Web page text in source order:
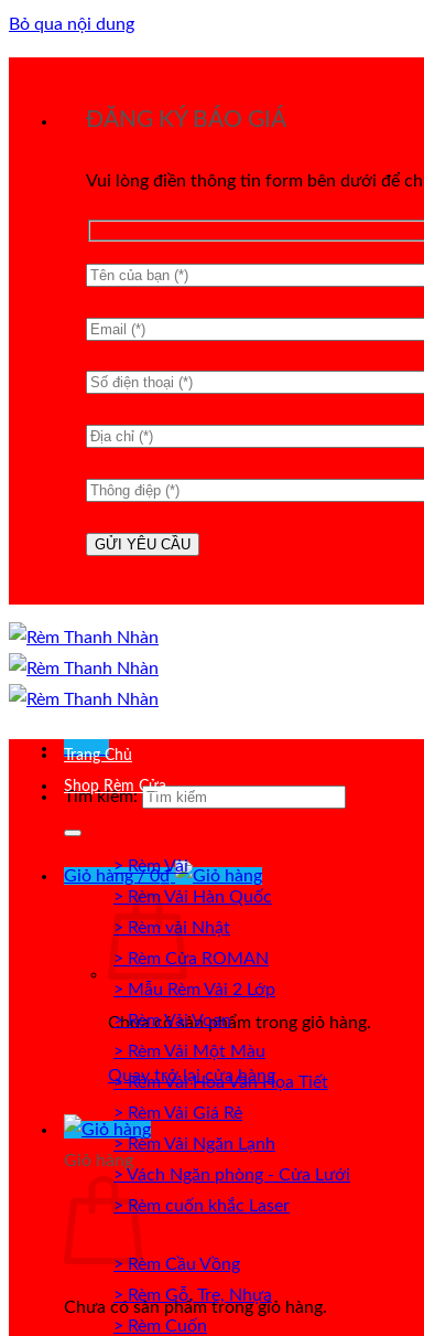
Bỏ qua nội dung
ĐĂNG KÝ BÁO GIÁ
Vui lòng điền thông tin form bên dưới để
Menu
Tìm kiếm:
Giỏ hàng /0₫
Chưa có sản phẩm trong giỏ hàng.
Quay trở lại cửa hàng
Giỏ hàng
Chưa có sản phẩm trong giỏ hàng.
Trang Chủ
Shop Rèm Cửa
> Rèm Vải
> Rèm Vải Hàn Quốc
> Rèm vải Nhật
> Rèm Cửa ROMAN
> Mẫu Rèm Vải 2 Lớp
> Rèm Vải Voan
> Rèm Vải Một Màu
> Rèm Vải Hoa Văn Họa Tiết
> Rèm Vải Giá Rẻ
> Rèm Vải Ngăn Lạnh
> Vách Ngăn phòng - Cửa Lưới
> Rèm cuốn khắc Laser
> Rèm Cầu Vồng
> Rèm Gỗ, Tre, Nhựa
> Rèm Cuốn